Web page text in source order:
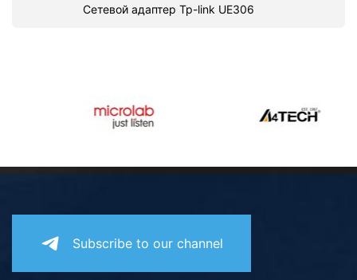
Сетевой адаптер Tp-link UE306
Subscribe to our channel